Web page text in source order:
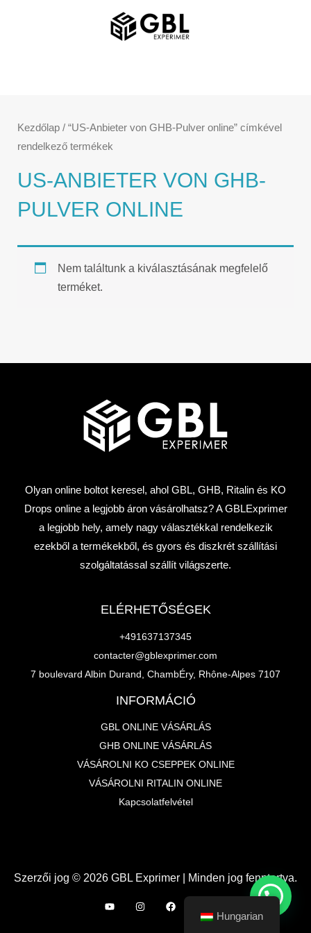
FŐMENÜ
Kezdőlap / “US-Anbieter von GHB-Pulver online” címkével
rendelkező termékek
US-ANBIETER VON GHB-
PULVER ONLINE
Nem találtunk a kiválasztásának megfelelő
terméket.
Olyan online boltot keresel, ahol GBL, GHB, Ritalin és KO
Drops online a legjobb áron vásárolhatsz? A GBLExprimer
a legjobb hely, amely nagy választékkal rendelkezik
ezekből a termékekből, és gyors és diszkrét szállítási
szolgáltatással szállít világszerte.
ELÉRHETŐSÉGEK
+491637137345
contacter@gblexprimer.com
7 boulevard Albin Durand, ChambÉry, Rhône-Alpes 7107
INFORMÁCIÓ
GBL ONLINE VÁSÁRLÁS
GHB ONLINE VÁSÁRLÁS
VÁSÁROLNI KO CSEPPEK ONLINE
VÁSÁROLNI RITALIN ONLINE
Kapcsolatfelvétel
Szerzői jog © 2026 GBL Exprimer | Minden jog fenntartva.
Hungarian